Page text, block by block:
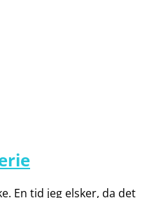
En tid jeg elsker, da det